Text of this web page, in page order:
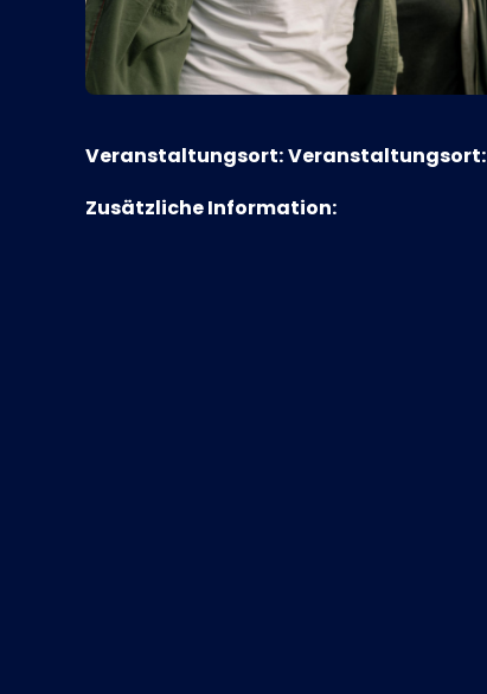
Veranstaltungsort:Veranstaltungsort:
Zusätzliche Information: